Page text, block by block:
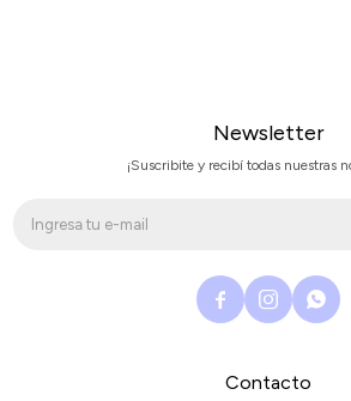
Contacto
Newsletter
¡Suscribite y recibí todas nuestras
  